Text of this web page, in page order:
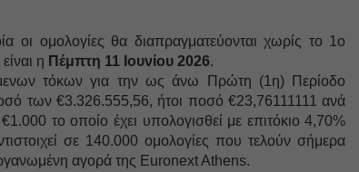
οι ομολογίες θα διαπραγματεύονται χωρίς το 1ο
η Πέμπτη 11 Ιουνίου 2026.
τόκων για την ως άνω Πρώτη (1η) Περίοδο
των €3.326.555,56, ήτοι ποσό €23,76111111 ανά
το οποίο έχει υπολογισθεί με επιτόκιο 4,70%
σε 140.000 ομολογίες που τελούν σήμερα
αγορά της Euronext Athens.